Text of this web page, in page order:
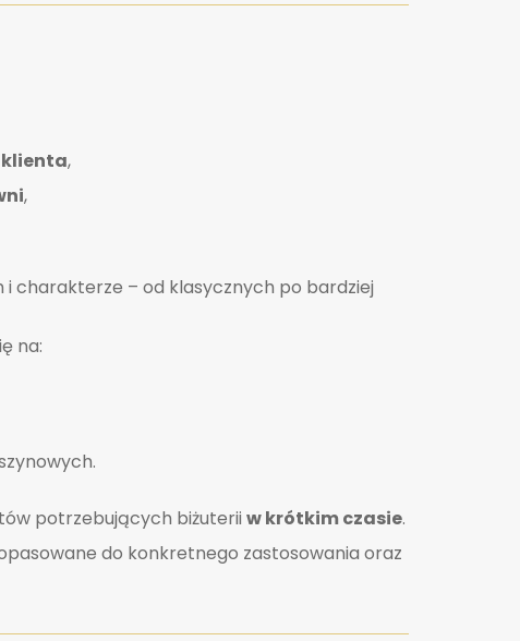
,
,
i charakterze – od klasycznych po bardziej
na:
potrzebujących biżuterii w krótkim czasie.
do konkretnego zastosowania oraz